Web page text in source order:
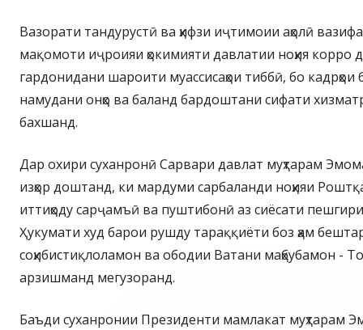
Вазорати тандурустӣ ва ҳифзи иҷтимоии аҳолӣ
мақомоти иҷроияи ҳокимияти давлатии ноҳия корро
гардонидани шароити муассисаҳои тиббӣ, бо
намудани онҳо ва баланд бардоштани сифати
бахшанд.
Дар охири суханронӣ Сарвари давлат муҳтарам
изҳор доштанд, ки мардуми сарбаланди ноҳияи
иттиҳоду сарҷамъӣ ва пуштибонӣ аз сиёсати
Ҳукумати худ барои рушду тараққиёти боз ҳам
соҳибистиқлоламон ва ободии Ватани маҳбубамон -
арзишманд мегузоранд.
Баъди суханронии Президенти мамлакат муҳтарам